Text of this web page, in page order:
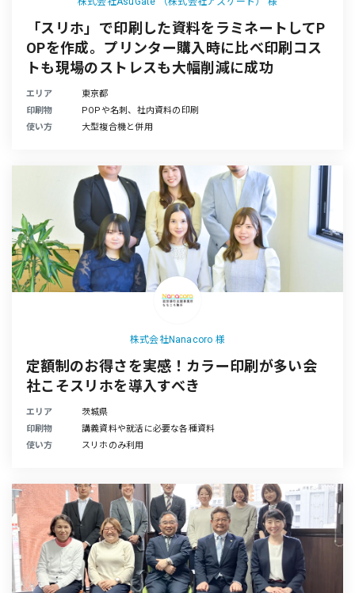
「スリホ」で印刷した資料をラミネートしてP
OPを作成。プリンター購入時に比べ印刷コス
トも現場のストレスも大幅削減に成功
エリア
東京都
印刷物
POPや名刺、社内資料の印刷
使い方
大型複合機と併用
株式会社Nanacoro 様
定額制のお得さを実感！カラー印刷が多い会
社こそスリホを導入すべき
エリア
茨城県
印刷物
講義資料や就活に必要な各種資料
使い方
スリホのみ利用